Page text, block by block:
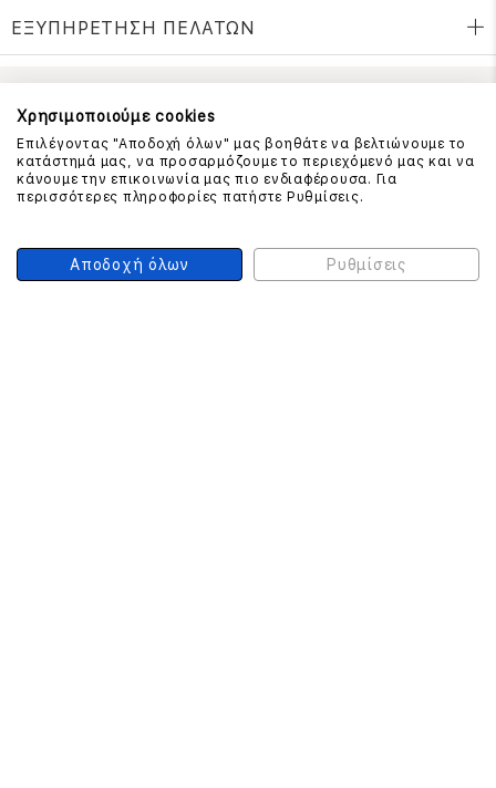
ΕΞΥΠΗΡΕΤΗΣΗ ΠΕΛΑΤΩΝ
ΕΠΙΚΟΙΝΩΝΗΣΤΕ ΜΑΖΙ ΜΑΣ
210 999 4510
(Χρεώση μια αστική μονάδα από σταθερό)
ΑΣΦΑΛΕΙΑ ΣΥΝΑΛΛΑΓΩΝ
Χρησιμοποιούμε cookies
Επιλέγοντας "Αποδοχή όλων" μας βοηθάτε να βελτιώνουμε το
κατάστημά μας, να προσαρμόζουμε το περιεχόμενό μας και να
κάνουμε την επικοινωνία μας πιο ενδιαφέρουσα. Για
περισσότερες πληροφορίες πατήστε Ρυθμίσεις.
Αποδοχή όλων Ρυθμίσεις